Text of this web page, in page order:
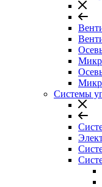
Системы